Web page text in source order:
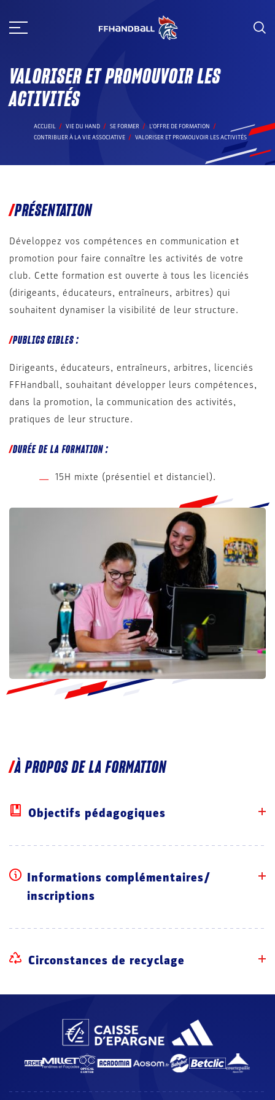
au
VALORISER ET PROMOUVOIR LES
ACTIVITÉS
ACCUEIL VIE DU HAND SE FORMER
L'OFFRE DE FORMATION
CONTRIBUER À LA VIE ASSOCIATIVE
VALORISER ET PROMOUVOIR LES ACTIVITÉS
PRÉSENTATION
Développez vos compétences en communication et
promotion pour faire connaître les activités de votre
club. Cette formation est ouverte à tous les licenciés
(dirigeants, éducateurs, entraîneurs, arbitres) qui
souhaitent dynamiser la visibilité de leur structure.
PUBLICS CIBLES :
Dirigeants, éducateurs, entraîneurs, arbitres, licenciés
FFHandball, souhaitant développer leurs compétences,
dans la promotion, la communication des activités,
pratiques de leur structure.
DURÉE DE LA FORMATION :
15H mixte (présentiel et distanciel).
À PROPOS DE LA FORMATION
Objectifs pédagogiques
Informations complémentaires/
inscriptions
Circonstances de recyclage